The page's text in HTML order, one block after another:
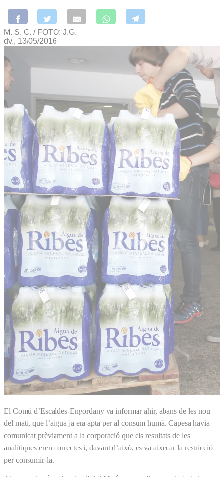
M. S. C. / FOTO: J.G.
dv., 13/05/2016
El Comú d’Escaldes-Engordany va informar ahir, abans de les nou
del matí, que l’aigua ja era apta per al consum humà. Capesa havia
comunicat prèviament a la corporació que els resultats de les
analítiques eren correctes i, davant d’això, es va aixecar la restricció
per consumir-la.